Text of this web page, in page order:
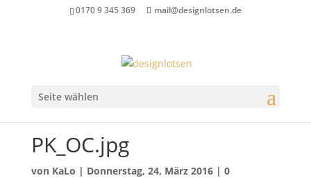
0170 9 345 369 mail@designlotsen.de
Seite wählen
PK_OC.jpg
von KaLo | Donnerstag, 24, März 2016| 0